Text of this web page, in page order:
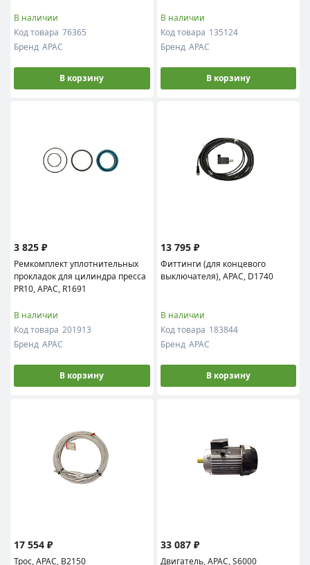
В наличии
Код товара 76365
Бренд APAC
В корзину
В наличии
Код товара 135124
Бренд APAC
В корзину
3 825 ₽
Ремкомплект уплотнительных
прокладок для цилиндра пресса
PR10, APAC, R1691
В наличии
Код товара 201913
Бренд APAC
В корзину
13 795 ₽
Фиттинги (для концевого
выключателя), APAC, D1740
В наличии
Код товара 183844
Бренд APAC
В корзину
17 554 ₽
Трос, APAC, B2150
33 087 ₽
Двигатель, APAC, S6000